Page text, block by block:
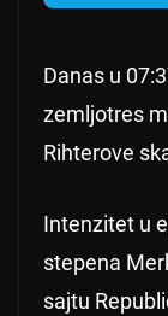
Danas u
zemljotres
Rihterove
Intenzitet u
stepena
sajtu